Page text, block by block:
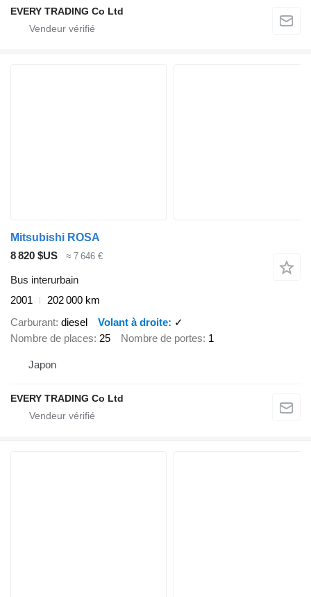
EVERY TRADING Co Ltd
Mitsubishi ROSA
8 820 $US
≈ 7 646 €
Bus interurbain
2001
202 000 km
Carburant diesel Volant à droite
✓
Nombre de places 25 Nombre de portes 1
Japon
EVERY TRADING Co Ltd